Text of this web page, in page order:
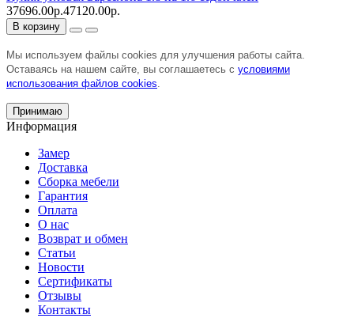
37696.00р.47120.00р.
В корзину
Мы используем файлы cookies для улучшения работы сайта.
Оставаясь на нашем сайте, вы соглашаетесь с условиями
использования файлов cookies.
Принимаю
Информация
Замер
Доставка
Сборка мебели
Гарантия
Оплата
О нас
Возврат и обмен
Статьи
Новости
Сертификаты
Отзывы
Контакты